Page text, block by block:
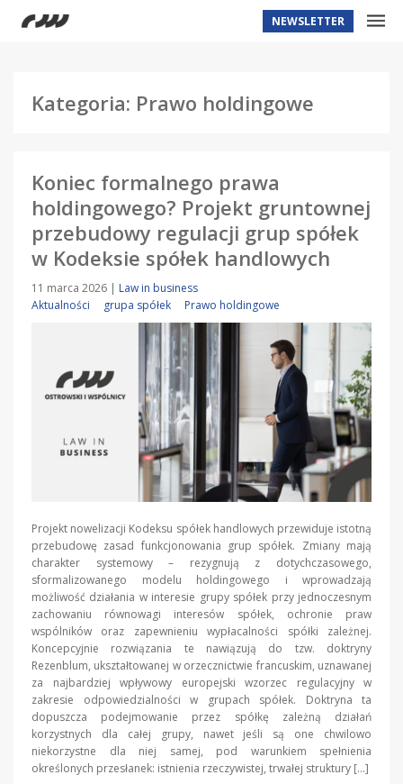
NEWSLETTER
Kategoria: Prawo holdingowe
Koniec formalnego prawa
holdingowego? Projekt gruntownej
przebudowy regulacji grup spółek
w Kodeksie spółek handlowych
11 marca 2026 | Law in business
Aktualności
grupa spółek Prawo holdingowe
Projekt nowelizacji Kodeksu spółek handlowych przewiduje istotną
przebudowę zasad funkcjonowania grup spółek. Zmiany mają
charakter systemowy – rezygnują z dotychczasowego,
sformalizowanego modelu holdingowego i wprowadzają
możliwość działania w interesie grupy spółek przy jednoczesnym
zachowaniu równowagi interesów spółek, ochronie praw
wspólników oraz zapewnieniu wypłacalności spółki zależnej.
Koncepcyjnie rozwiązania te nawiązują do tzw. doktryny
Rezenblum, ukształtowanej w orzecznictwie francuskim, uznawanej
za najbardziej wpływowy europejski wzorzec regulacyjny w
zakresie odpowiedzialności w grupach spółek. Doktryna ta
dopuszcza podejmowanie przez spółkę zależną działań
korzystnych dla całej grupy, nawet jeśli są one chwilowo
niekorzystne dla niej samej, pod warunkiem spełnienia
określonych przesłanek: istnienia rzeczywistej, trwałej struktury […]